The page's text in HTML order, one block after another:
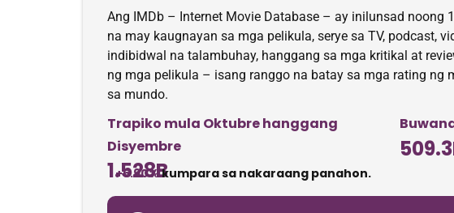
Ang IMDb – Internet Movie Database – ay inilunsad noong
na may kaugnayan sa mga pelikula, serye sa TV, podcast,
indibidwal na talambuhay, hanggang sa mga kritikal at
ng mga pelikula – isang ranggo na batay sa mga rating
sa mundo.
Trapiko mula Oktubre hanggang
Disyembre
1.528B
+5.90%kumpara sa nakaraang panahon.